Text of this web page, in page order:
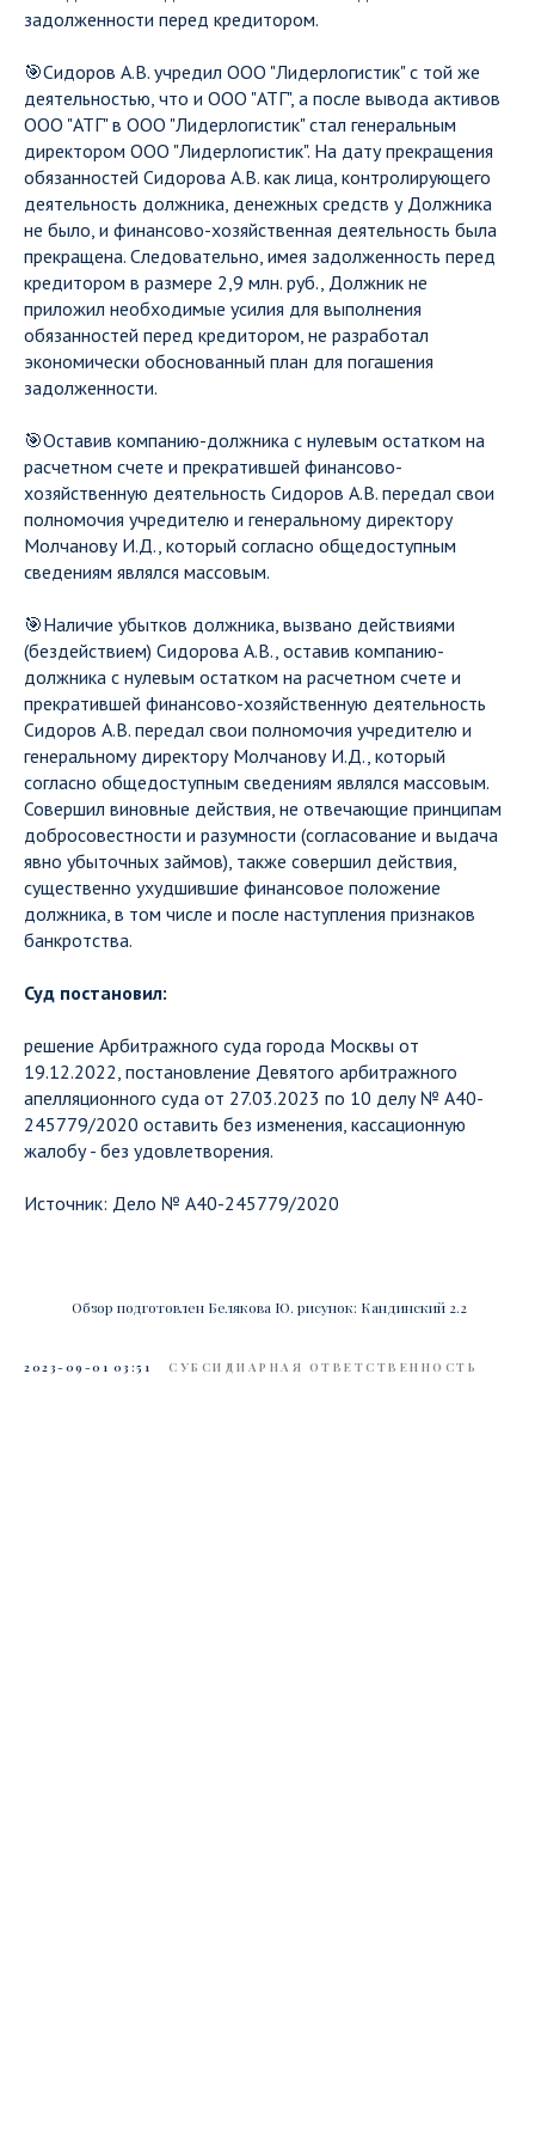
задолженности перед кредитором.
🎯Сидоров А.В. учредил ООО "Лидерлогистик" с той же
деятельностью, что и ООО "АТГ", а после вывода активов
ООО "АТГ" в ООО "Лидерлогистик" стал генеральным
директором ООО "Лидерлогистик". На дату прекращения
обязанностей Сидорова А.В. как лица, контролирующего
деятельность должника, денежных средств у Должника
не было, и финансово-хозяйственная деятельность была
прекращена. Следовательно, имея задолженность перед
кредитором в размере 2,9 млн. руб., Должник не
приложил необходимые усилия для выполнения
обязанностей перед кредитором, не разработал
экономически обоснованный план для погашения
задолженности.
🎯Оставив компанию-должника с нулевым остатком на
расчетном счете и прекратившей финансово-
хозяйственную деятельность Сидоров А.В. передал свои
полномочия учредителю и генеральному директору
Молчанову И.Д., который согласно общедоступным
сведениям являлся массовым.
🎯Наличие убытков должника, вызвано действиями
(бездействием) Сидорова А.В., оставив компанию-
должника с нулевым остатком на расчетном счете и
прекратившей финансово-хозяйственную деятельность
Сидоров А.В. передал свои полномочия учредителю и
генеральному директору Молчанову И.Д., который
согласно общедоступным сведениям являлся массовым.
Совершил виновные действия, не отвечающие принципам
добросовестности и разумности (согласование и выдача
явно убыточных займов), также совершил действия,
существенно ухудшившие финансовое положение
должника, в том числе и после наступления признаков
банкротства.
Суд постановил:
решение Арбитражного суда города Москвы от
19.12.2022, постановление Девятого арбитражного
апелляционного суда от 27.03.2023 по 10 делу № А40-
245779/2020 оставить без изменения, кассационную
жалобу - без удовлетворения.
Источник: Дело № А40-245779/2020
Обзор подготовлен Белякова Ю. рисунок: Кандинский 2.2
2023-09-01 03:51 СУБСИДИАРНАЯ ОТВЕТСТВЕННОСТЬ